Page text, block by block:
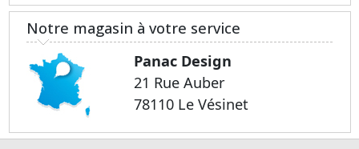
Notre magasin à votre service
Panac Design
21 Rue Auber
78110 Le Vésinet